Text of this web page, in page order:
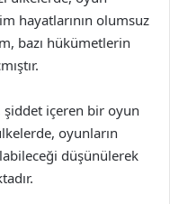
hayatlarının olumsuz
bazı hükümetlerin
içeren bir oyun
oyunların
düşünülerek